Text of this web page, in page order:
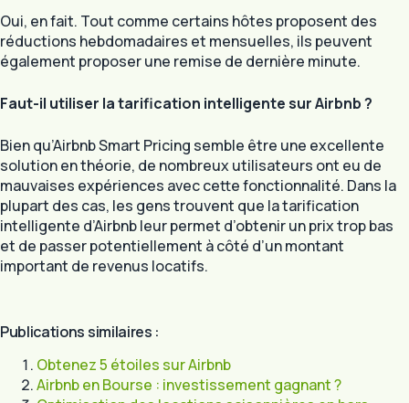
Oui, en fait. Tout comme certains hôtes proposent des
réductions hebdomadaires et mensuelles, ils peuvent
également proposer une remise de dernière minute.
Faut-il utiliser la tarification intelligente sur Airbnb ?
Bien qu’Airbnb Smart Pricing semble être une excellente
solution en théorie, de nombreux utilisateurs ont eu de
mauvaises expériences avec cette fonctionnalité. Dans la
plupart des cas, les gens trouvent que la tarification
intelligente d’Airbnb leur permet d’obtenir un prix trop bas
et de passer potentiellement à côté d’un montant
important de revenus locatifs.
Publications similaires :
Obtenez 5 étoiles sur Airbnb
Airbnb en Bourse : investissement gagnant ?